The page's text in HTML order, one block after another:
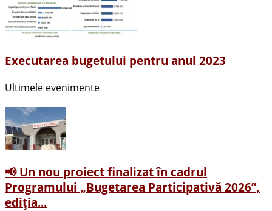
Executarea bugetului pentru anul 2023
Ultimele evenimente
📢 Un nou proiect finalizat în cadrul
Programului „Bugetarea Participativă 2026”,
ediția...